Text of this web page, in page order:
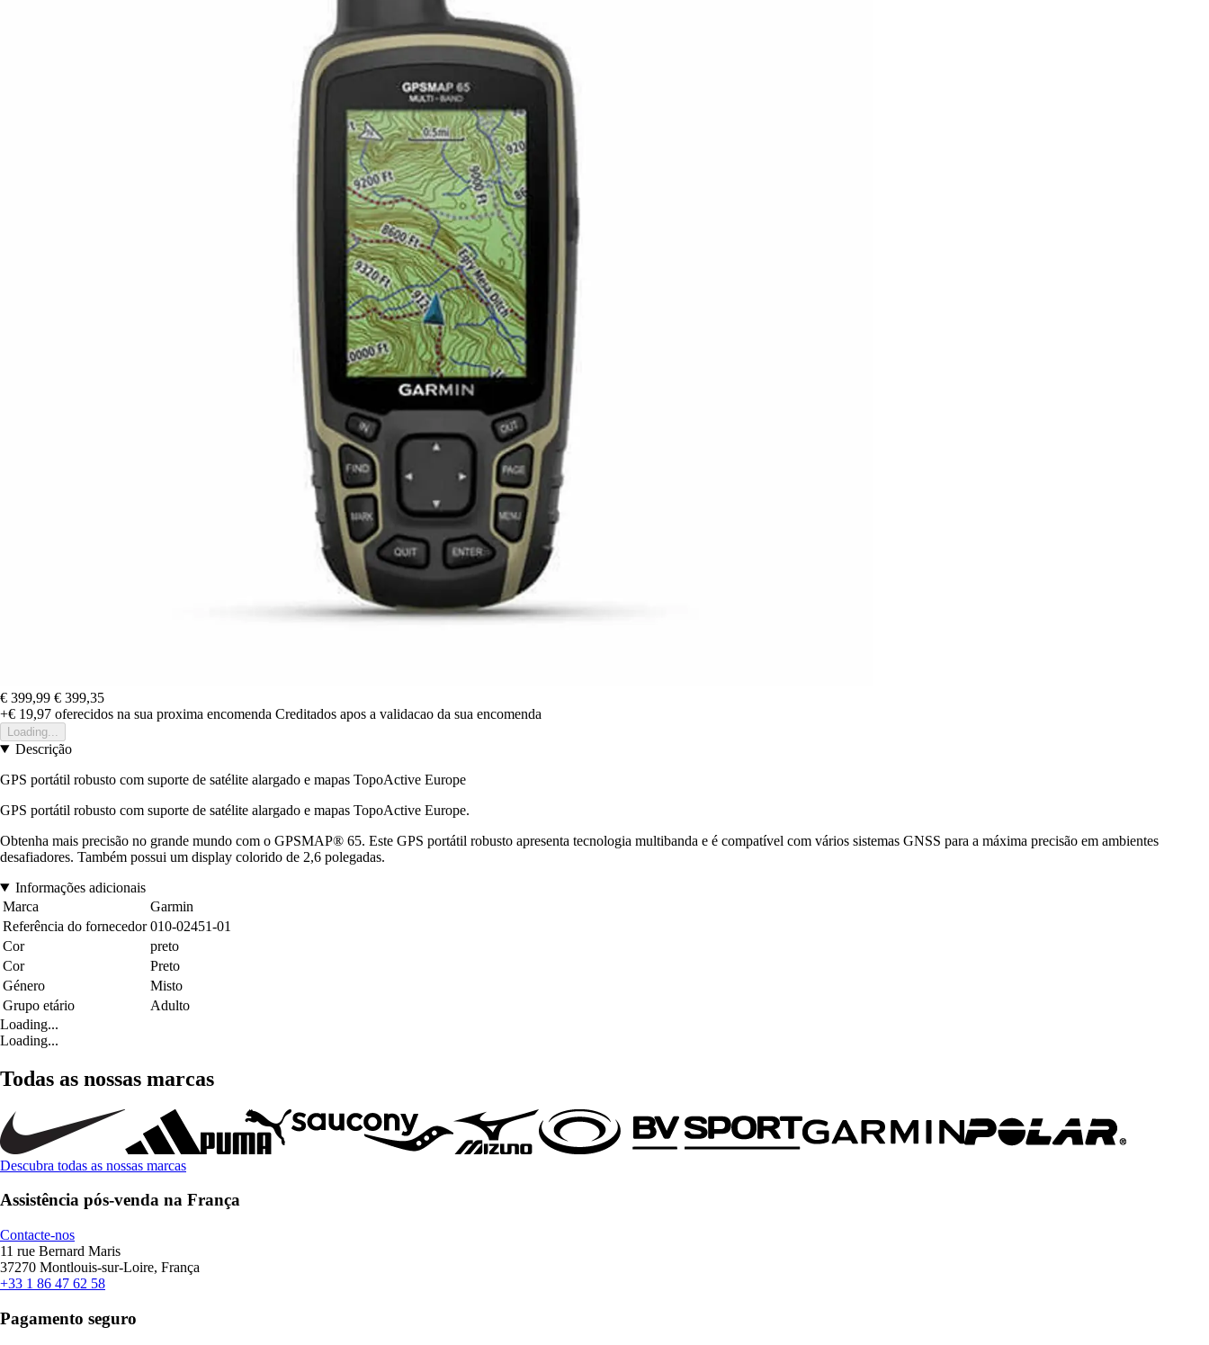
€ 399,99 € 399,35
+€ 19,97 oferecidos na sua proxima encomenda Creditados apos a validacao da sua encomenda
Loading...
Descrição
GPS portátil robusto com suporte de satélite alargado e mapas TopoActive Europe
GPS portátil robusto com suporte de satélite alargado e mapas TopoActive Europe.
Obtenha mais precisão no grande mundo com o GPSMAP® 65. Este GPS portátil robusto apresenta tecnologia multibanda e é compatível com vários sistemas GNSS para a máxima precisão em ambientes
desafiadores. Também possui um display colorido de 2,6 polegadas.
Informações adicionais
Marca
Garmin
Referência do fornecedor 010-02451-01
Cor
preto
Cor
Preto
Género
Misto
Grupo etário
Adulto
Loading...
Loading...
Todas as nossas marcas
Descubra todas as nossas marcas
Assistência pós-venda na França
Contacte-nos
11 rue Bernard Maris
37270 Montlouis-sur-Loire, França
+33 1 86 47 62 58
Pagamento seguro